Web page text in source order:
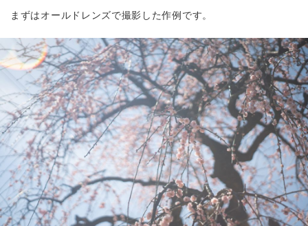
まずはオールドレンズで撮影した作例です。